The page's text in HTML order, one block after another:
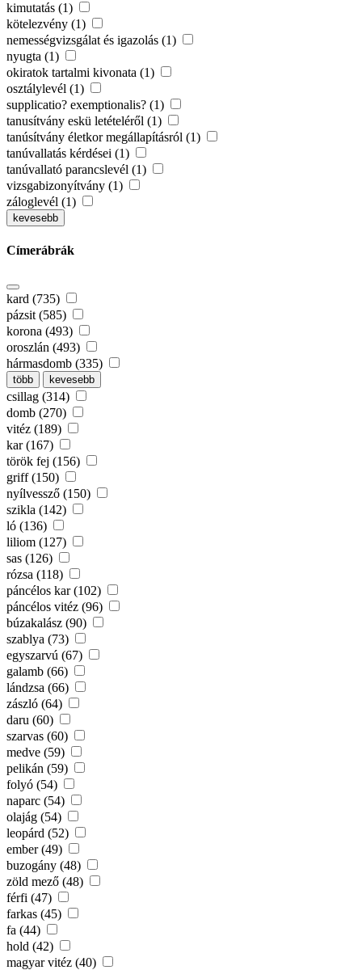
kimutatás (1)
kötelezvény (1)
nemességvizsgálat és igazolás (1)
nyugta (1)
okiratok tartalmi kivonata (1)
osztálylevél (1)
supplicatio? exemptionalis? (1)
tanusítvány eskü letételéről (1)
tanúsítvány életkor megállapításról (1)
tanúvallatás kérdései (1)
tanúvallató parancslevél (1)
vizsgabizonyítvány (1)
záloglevél (1)
kevesebb
Címerábrák
kard (735)
pázsit (585)
korona (493)
oroszlán (493)
hármasdomb (335)
több kevesebb
csillag (314)
domb (270)
vitéz (189)
kar (167)
török fej (156)
griff (150)
nyílvessző (150)
szikla (142)
ló (136)
liliom (127)
sas (126)
rózsa (118)
páncélos kar (102)
páncélos vitéz (96)
búzakalász (90)
szablya (73)
egyszarvú (67)
galamb (66)
lándzsa (66)
zászló (64)
daru (60)
szarvas (60)
medve (59)
pelikán (59)
folyó (54)
naparc (54)
olajág (54)
leopárd (52)
ember (49)
buzogány (48)
zöld mező (48)
férfi (47)
farkas (45)
fa (44)
hold (42)
magyar vitéz (40)